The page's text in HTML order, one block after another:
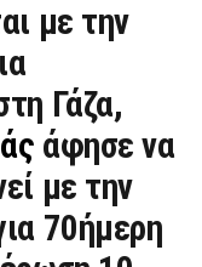
με την
Γάζα,
άφησε να
με την
70ήμερη